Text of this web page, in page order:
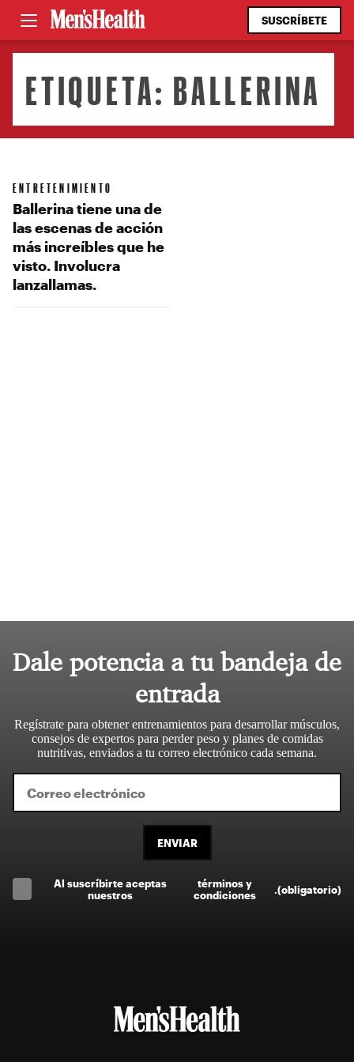
SUSCRÍBETE
ETIQUETA: BALLERINA
ENTRETENIMIENTO
Ballerina tiene una de
las escenas de acción
más increíbles que he
visto. Involucra
lanzallamas.
Dale potencia a tu bandeja de
entrada
Regístrate para obtener entrenamientos para desarrollar músculos,
consejos de expertos para perder peso y planes de comidas
nutritivas, enviados a tu correo electrónico cada semana.
ENVIAR
Al suscríbirte aceptas
nuestros
términos y
condiciones
(obligatorio)